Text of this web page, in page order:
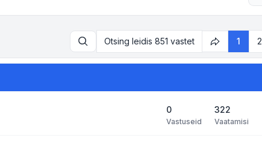
Otsi Otsing leidis 851 vastet 1. leht 29
1 2
0
Vastuseid
322
Vaatamisi